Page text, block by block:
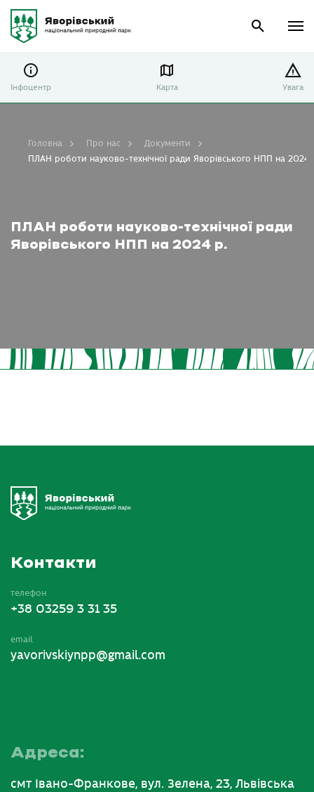
Інфоцентр Карта Увага
ПЛАН роботи науково-технічної ради
Яворівського НПП на 2024 р.
Головна Про нас
Документи
ПЛАН роботи науково-технічної ради Яворівського НПП на 2024
Контакти
телефон
+38 03259 3 31 35
email
yavorivskiynpp@gmail.com
Адреса:
смт Івано-Франкове, вул. Зелена, 23, Львівська